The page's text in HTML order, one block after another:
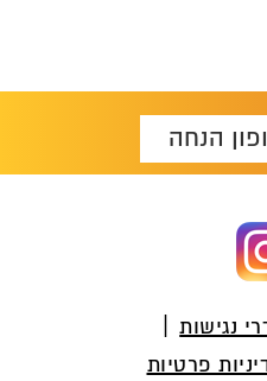
הנחה
נגישות
פרטיות